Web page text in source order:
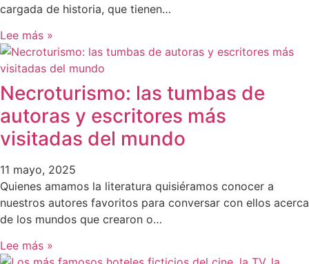
cargada de historia, que tienen…
Lee más »
Necroturismo: las tumbas de
autoras y escritores más
visitadas del mundo
11 mayo, 2025
Quienes amamos la literatura quisiéramos conocer a
nuestros autores favoritos para conversar con ellos acerca
de los mundos que crearon o…
Lee más »